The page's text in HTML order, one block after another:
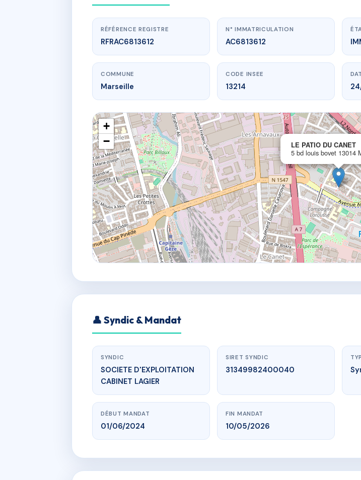
www.vme.plus/AC6813612
LE PATIO DU CANET
5 bd louis bovet13014 Marseille
RÉFÉRENCE REGISTRE
RFRAC6813612
N° IMMATRICULATION
AC6813612
COMMUNE
Marseille
CODE INSEE
13214
LE PATIO DU CANET
5 bd louis bovet 13014
+
−
👤 Syndic & Mandat
SYNDIC
SOCIETE D'EXPLOITATION
CABINET LAGIER
SIRET SYNDIC
31349982400040
DÉBUT MANDAT
01/06/2024
FIN MANDAT
10/05/2026